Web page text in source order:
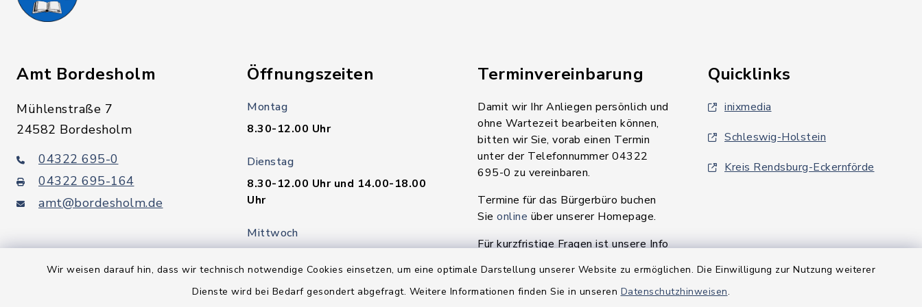
Wir weisen darauf hin, dass wir technisch notwendige Cookies einsetzen, um eine optimale Darstellung unserer Website zu ermöglichen. Die Einwilligung zur Nutzung weiterer
Dienste wird bei Bedarf gesondert abgefragt. Weitere Informationen finden Sie in unseren Datenschutzhinweisen.
Amt Bordesholm
Mühlenstraße 7
24582 Bordesholm
04322 695-0
04322 695-164
amt@bordesholm.de
Öffnungszeiten
Montag
8.30-12.00 Uhr
Dienstag
8.30-12.00 Uhr und 14.00-18.00
Uhr
Mittwoch
Donnerstag
Terminvereinbarung
Damit wir Ihr Anliegen persönlich und
ohne Wartezeit bearbeiten können,
bitten wir Sie, vorab einen Termin
unter der Telefonnummer 04322
695-0 zu vereinbaren.
Termine für das Bürgerbüro buchen
Sie online über unserer Homepage.
Für kurzfristige Fragen ist unsere Info
da.
Quicklinks
inixmedia
Schleswig-Holstein
Kreis Rendsburg-Eckernförde